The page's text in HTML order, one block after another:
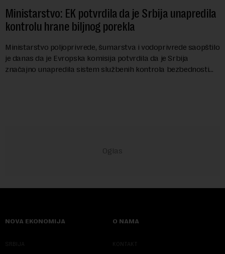
Ministarstvo: EK potvrdila da je Srbija unapredila
kontrolu hrane biljnog porekla
Ministarstvo poljoprivrede, šumarstva i vodoprivrede saopštilo
je danas da je Evropska komisija potvrdila da je Srbija
značajno unapredila sistem službenih kontrola bezbednosti
NOVA EKONOMIJA
SRBIJA
O NAMA
KONTAKT